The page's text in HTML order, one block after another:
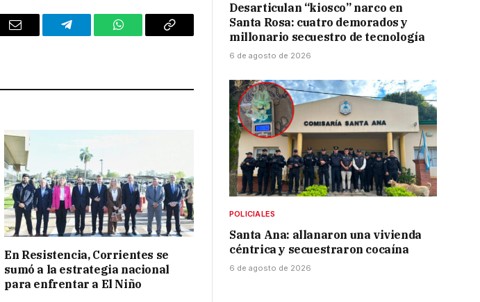
Email Telegram WhatsAppCopy
En Resistencia, Corrientes se
sumó a la estrategia nacional
para enfrentar a El Niño
Desarticulan “kiosco” narco en
Santa Rosa: cuatro demorados y
millonario secuestro de tecnología
6 de agosto de 2026
POLICIALES
Santa Ana: allanaron una vivienda
céntrica y secuestraron cocaína
6 de agosto de 2026